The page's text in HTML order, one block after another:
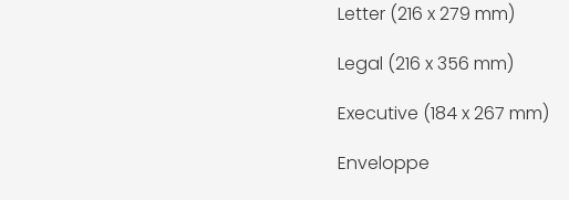
Letter (216 x 279 mm)
Legal (216 x 356 mm)
Executive (184 x 267 mm)
Enveloppe